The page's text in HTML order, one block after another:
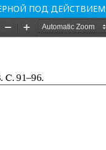
ПОД